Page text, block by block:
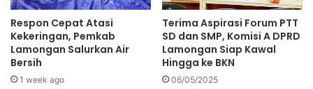
Respon Cepat Atasi
Kekeringan, Pemkab
Lamongan Salurkan Air
Bersih
1 week ago
Terima Aspirasi Forum PTT
SD dan SMP, Komisi A DPRD
Lamongan Siap Kawal
Hingga ke BKN
06/05/2025